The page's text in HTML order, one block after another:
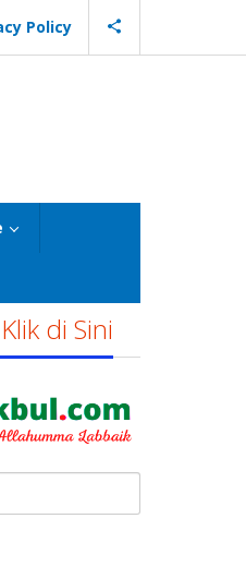
Policy
di Sini